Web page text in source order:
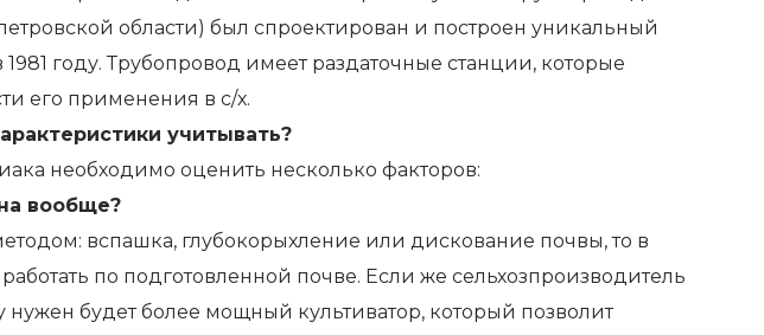
области) был спроектирован и построен уникальный
году. Трубопровод имеет раздаточные станции, которые
его применения в с/х.
учитывать?
необходимо оценить несколько факторов:
вообще?
вспашка, глубокорыхление или дискование почвы, то в
по подготовленной почве. Если же сельхозпроизводитель
нужен будет более мощный культиватор, который позволит